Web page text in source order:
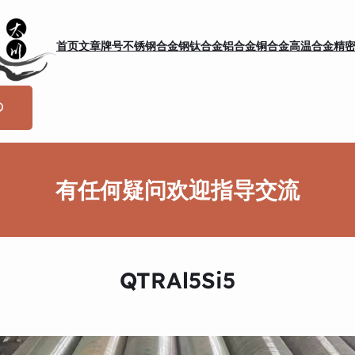
首页文章牌号不锈钢合金钢钛合金铝合金铜合金高温合金精
有任何疑问欢迎指导交流
QTRAl5Si5